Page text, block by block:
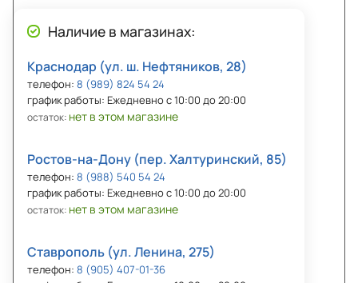
Наличие в магазинах:
Краснодар (ул. ш. Нефтяников, 28)
телефон: 8 (989) 824 54 24
график работы: Ежедневно с 10:00 до 20:00
остаток: нет в этом магазине
Ростов-на-Дону (пер. Халтуринский, 85)
телефон: 8 (988) 540 54 24
график работы: Ежедневно с 10:00 до 20:00
остаток: нет в этом магазине
Ставрополь (ул. Ленина, 275)
телефон: 8 (905) 407-01-36